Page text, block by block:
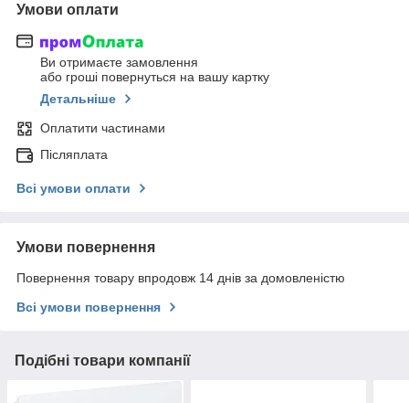
Умови оплати
Ви отримаєте замовлення
або гроші повернуться на вашу картку
Детальніше
Оплатити частинами
Післяплата
Всі умови оплати
Умови повернення
Повернення товару впродовж 14 днів за домовленістю
Всі умови повернення
Подібні товари компанії